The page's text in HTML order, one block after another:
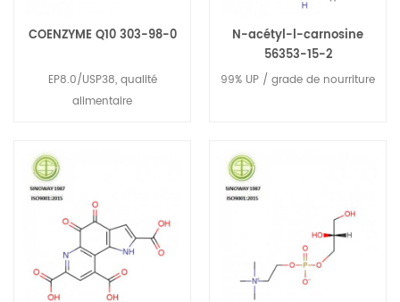
COENZYME Q10 303-98-0
EP8.0/USP38, qualité
alimentaire
N-acétyl-l-carnosine
56353-15-2
99% UP / grade de nourriture